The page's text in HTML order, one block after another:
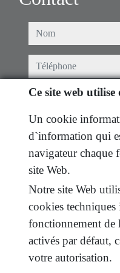
nom
téléphone
email
Je l'ai lu et accepté
politique de
message
Captcha
Ce site web utilise
Un cookie
d`information qui
navigateur chaque
site Web.
Notre site Web
cookies techniques
fonctionnement de
activés par défaut,
votre autorisation.